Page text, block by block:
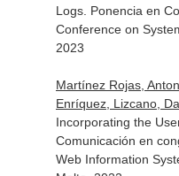
Logs. Ponencia en
Conference on
2023
Martínez Rojas,
Enríquez, Lizcano,
Incorporating the
Comunicación en
Web Information